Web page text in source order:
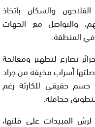
والسكان باتخاذ
والتواصل مع الجهات
في المنطقة.
تصارع لتطهير ومعالجة
أسراب مخيفة من جراد
حقيقي للكارثة رغم
جحافله.
المبيدات على قلتها،